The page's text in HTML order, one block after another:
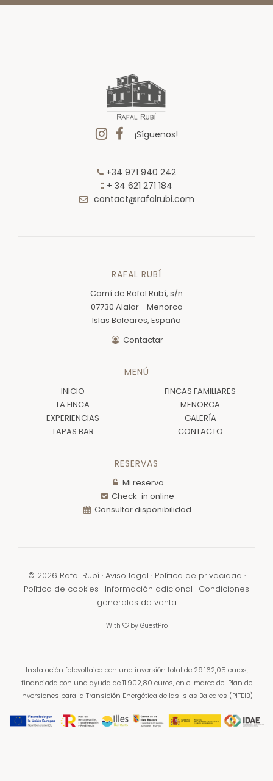
¡Síguenos!
+34 971 940 242
+ 34 621 271 184
contact@rafalrubi.com
RAFAL RUBÍ
Camí de Rafal Rubí, s/n
07730 Alaior - Menorca
Islas Baleares, España
Contactar
MENÚ
INICIO
LA FINCA
EXPERIENCIAS
TAPAS BAR
FINCAS FAMILIARES
MENORCA
GALERÍA
CONTACTO
RESERVAS
Mi reserva
Check-in online
Consultar disponibilidad
© 2026 Rafal Rubí · Aviso legal · Política de privacidad ·
Política de cookies · Información adicional · Condiciones
generales de venta
With by GuestPro
Instalación fotovoltaica con una inversión total de 29.162,05 euros,
financiada con una ayuda de 11.902,80 euros,en el marco del Plan de
Inversiones para la Transición Energética de las Islas Baleares (PITEIB)